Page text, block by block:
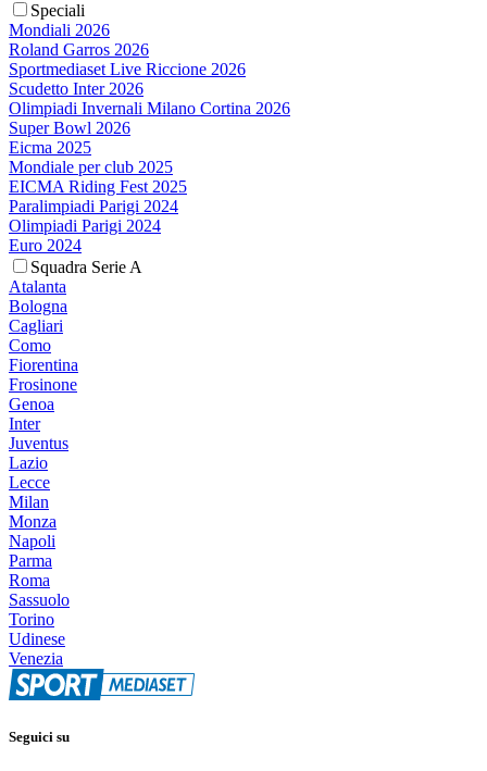
Speciali
Mondiali 2026
Roland Garros 2026
Sportmediaset Live Riccione 2026
Scudetto Inter 2026
Olimpiadi Invernali Milano Cortina 2026
Super Bowl 2026
Eicma 2025
Mondiale per club 2025
EICMA Riding Fest 2025
Paralimpiadi Parigi 2024
Olimpiadi Parigi 2024
Euro 2024
Squadra Serie A
Atalanta
Bologna
Cagliari
Como
Fiorentina
Frosinone
Genoa
Inter
Juventus
Lazio
Lecce
Milan
Monza
Napoli
Parma
Roma
Sassuolo
Torino
Udinese
Venezia
Seguici su